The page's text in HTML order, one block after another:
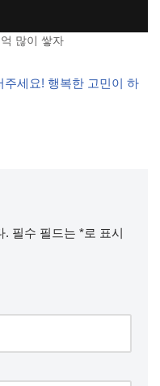
많이 쌓자
세요! 행복한 고민이 하
. 필수 필드는 *로 표시